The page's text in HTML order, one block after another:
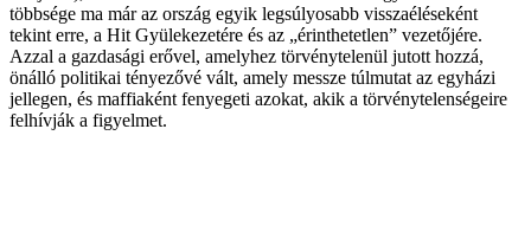
többsége ma már az ország egyik legsúlyosabb visszaéléseként
tekint erre, a Hit Gyülekezetére és az „érinthetetlen” vezetőjére.
Azzal a gazdasági erővel, amelyhez törvénytelenül jutott hozzá,
önálló politikai tényezővé vált, amely messze túlmutat az egyházi
jellegen, és maffiaként fenyegeti azokat, akik a törvénytelenségeire
felhívják a figyelmet.